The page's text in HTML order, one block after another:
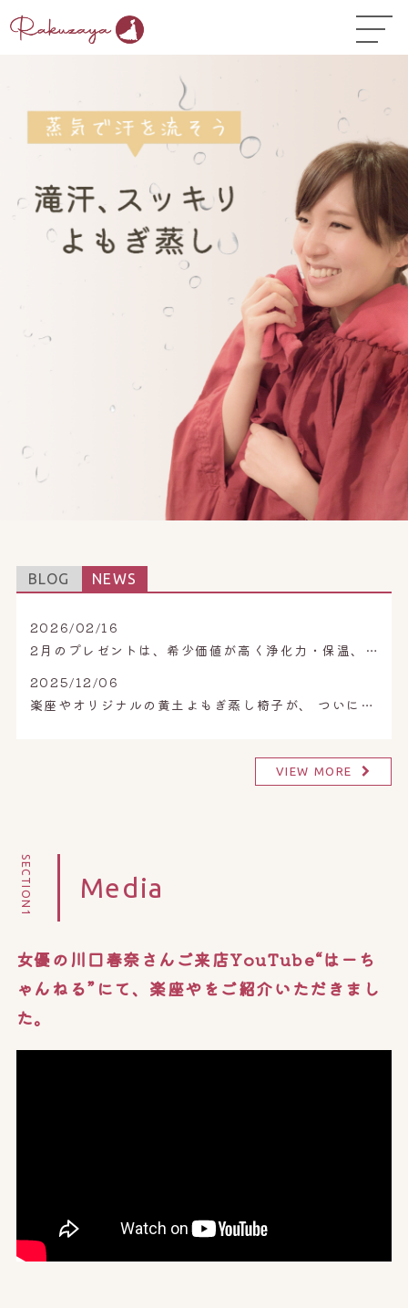
TOP
はじめての方へ
▼
コース料金
お悩み温活ガイド▼
▼
オンラインストア
▼
開業サポート
オンライン予約はこちら
BLOG NEWS
2026/02/16
2月のプレゼントは、希少価値が高く浄化力・保温、保湿力も最高ランクのペルシャブルー岩塩。
2025/12/06
楽座やオリジナルの黄土よもぎ蒸し椅子が、 ついに販売開始！
VIEW MORE
Media
SECTION1
女優の川口春奈さんご来店YouTube“はーち
ゃんねる”にて、楽座やをご紹介いただきまし
た。